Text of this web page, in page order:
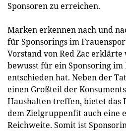
Sponsoren zu erreichen.
Marken erkennen nach und
für Sponsorings im
Vorstand von Red Zac
bewusst für ein Sponsoring
entschieden hat. Neben der
einen Großteil der
Haushalten treffen, bietet das
dem Zielgruppenfit auch eine
Reichweite. Somit ist